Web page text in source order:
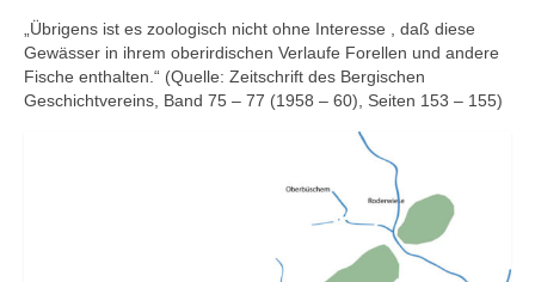
„Übrigens ist es zoologisch nicht ohne Interesse , daß diese
Gewässer in ihrem oberirdischen Verlaufe Forellen und andere
Fische enthalten.“ (Quelle: Zeitschrift des Bergischen
Geschichtvereins, Band 75 – 77 (1958 – 60), Seiten 153 – 155)